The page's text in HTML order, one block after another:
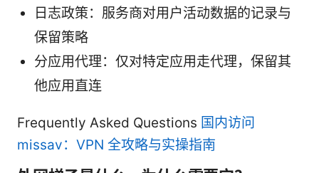
日志政策：服务商对用户活动数据的记录与
保留策略
分应用代理：仅对特定应用走代理，保留其
他应用直连
Frequently Asked Questions 国内访问
missav：VPN 全攻略与实操指南